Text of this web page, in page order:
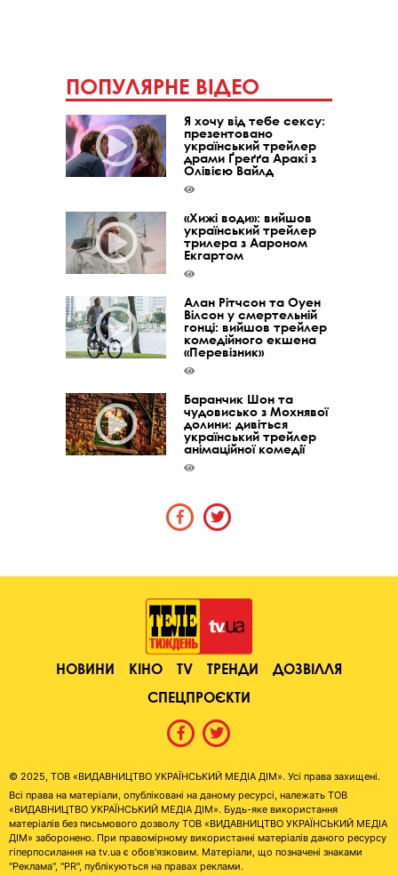
ПОПУЛЯРНЕ ВІДЕО
Я хочу від тебе сексу:
презентовано
український трейлер
драми Ґреґґа Аракі з
Олівією Вайлд
«Хижі води»: вийшов
український трейлер
трилера з Аароном
Екгартом
Алан Рітчсон та Оуен
Вілсон у смертельній
гонці: вийшов трейлер
комедійного екшена
«Перевізник»
Баранчик Шон та
чудовисько з Мохнявої
долини: дивіться
український трейлер
анімаційної комедії
НОВИНИ КІНО TV ТРЕНДИ
ДОЗВІЛЛЯ
СПЕЦПРОЄКТИ
© 2025, ТОВ «ВИДАВНИЦТВО УКРАЇНСЬКИЙ МЕДІА ДІМ». Усі права захищені.
Всі права на матеріали, опубліковані на даному ресурсі, належать ТОВ
«ВИДАВНИЦТВО УКРАЇНСЬКИЙ МЕДІА ДІМ». Будь-яке використання
матеріалів без письмового дозволу ТОВ «ВИДАВНИЦТВО УКРАЇНСЬКИЙ МЕДІА
ДІМ» заборонено. При правомірному використанні матеріалів даного ресурсу
гіперпосилання на tv.ua є обов'язковим. Матеріали, що позначені знаками
"Реклама", "PR", публікуються на правах реклами.